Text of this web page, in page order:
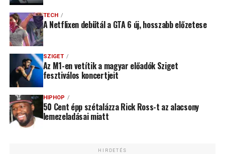
TECH
A Netflixen debütál a GTA 6 új, hosszabb előzetese
SZIGET
Az M1-en vetítik a magyar előadók Sziget
fesztiválos koncertjeit
HIPHOP
50 Cent épp szétalázza Rick Ross-t az alacsony
lemezeladásai miatt
HIRDETÉS